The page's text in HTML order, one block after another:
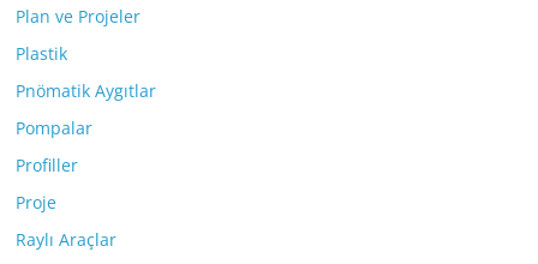
Plan ve Projeler
Plastik
Pnömatik Aygıtlar
Pompalar
Profiller
Proje
Raylı Araçlar